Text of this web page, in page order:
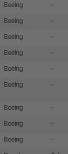
Boeing -
Boeing -
Boeing -
Boeing -
Boeing -
Boeing -
Boeing -
Boeing -
Boeing -